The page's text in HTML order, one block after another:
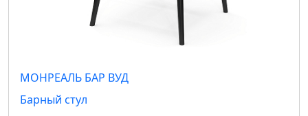
МОНРЕАЛЬ БАР ВУД
Барный стул